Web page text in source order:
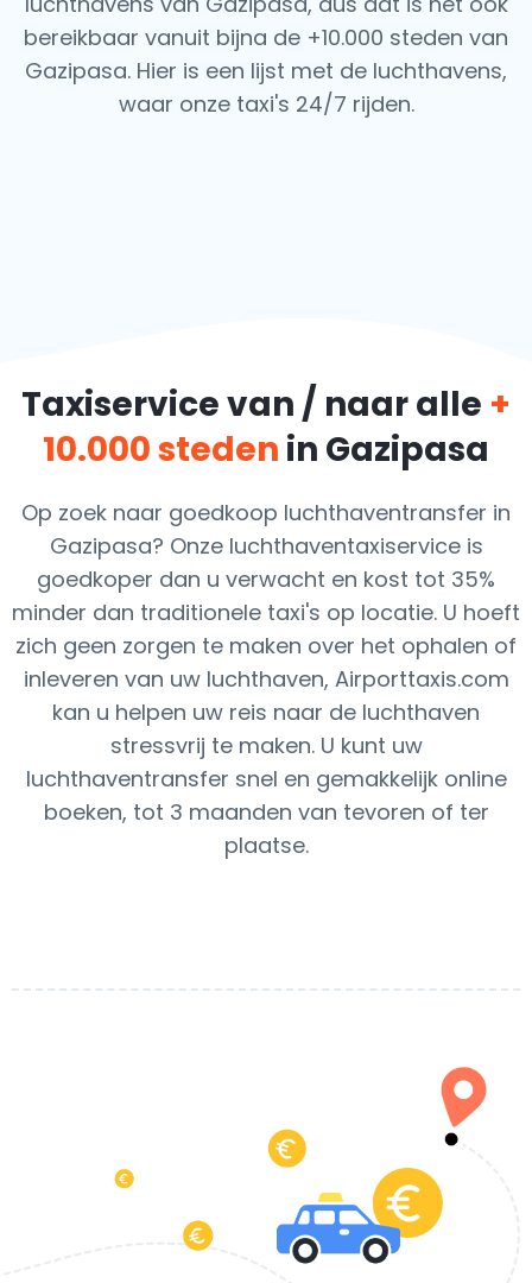
bereikbaar vanuit bijna de +10.000 steden van
Gazipasa. Hier is een lijst met de luchthavens,
waar onze taxi's 24/7 rijden.
Taxiservice van / naar alle +
10.000 steden in Gazipasa
Op zoek naar goedkoop luchthaventransfer in
Gazipasa? Onze luchthaventaxiservice is
goedkoper dan u verwacht en kost tot 35%
minder dan traditionele taxi's op locatie. U hoeft
zich geen zorgen te maken over het ophalen of
inleveren van uw luchthaven, Airporttaxis.com
kan u helpen uw reis naar de luchthaven
stressvrij te maken. U kunt uw
luchthaventransfer snel en gemakkelijk online
boeken, tot 3 maanden van tevoren of ter
plaatse.